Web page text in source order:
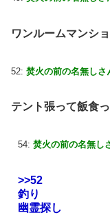
ワンルームマンシ
52: 焚火の前の名無しさ
テント張って飯食
54: 焚火の前の名無し
>>52
釣り
幽霊探し